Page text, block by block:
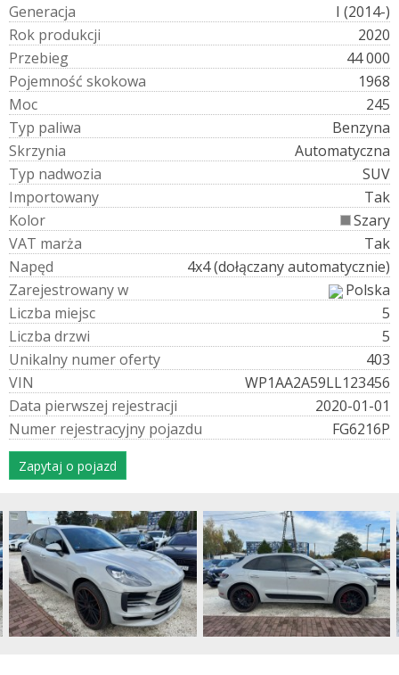
Generacja
I (2014-)
Rok produkcji
2020
Przebieg
44 000
Pojemność skokowa
1968
Moc
245
Typ paliwa
Benzyna
Skrzynia
Automatyczna
Typ nadwozia
SUV
Importowany
Tak
Kolor
Szary
VAT marża
Tak
Napęd
4x4 (dołączany automatycznie)
Zarejestrowanyw
Polska
Liczba miejsc
5
Liczba drzwi
5
Unikalny numeroferty
403
VIN
WP1AA2A59LL123456
Data pierwszej rejestracji
2020-01-01
Numer rejestracyjny pojazdu FG6216P
Zapytaj o pojazd